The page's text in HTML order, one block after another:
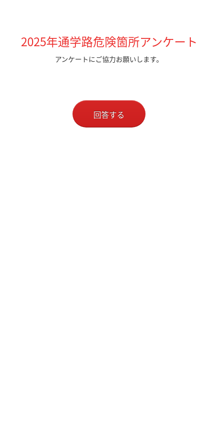
2025年通学路危険箇所アンケート
アンケートにご協力お願いします。
回答する